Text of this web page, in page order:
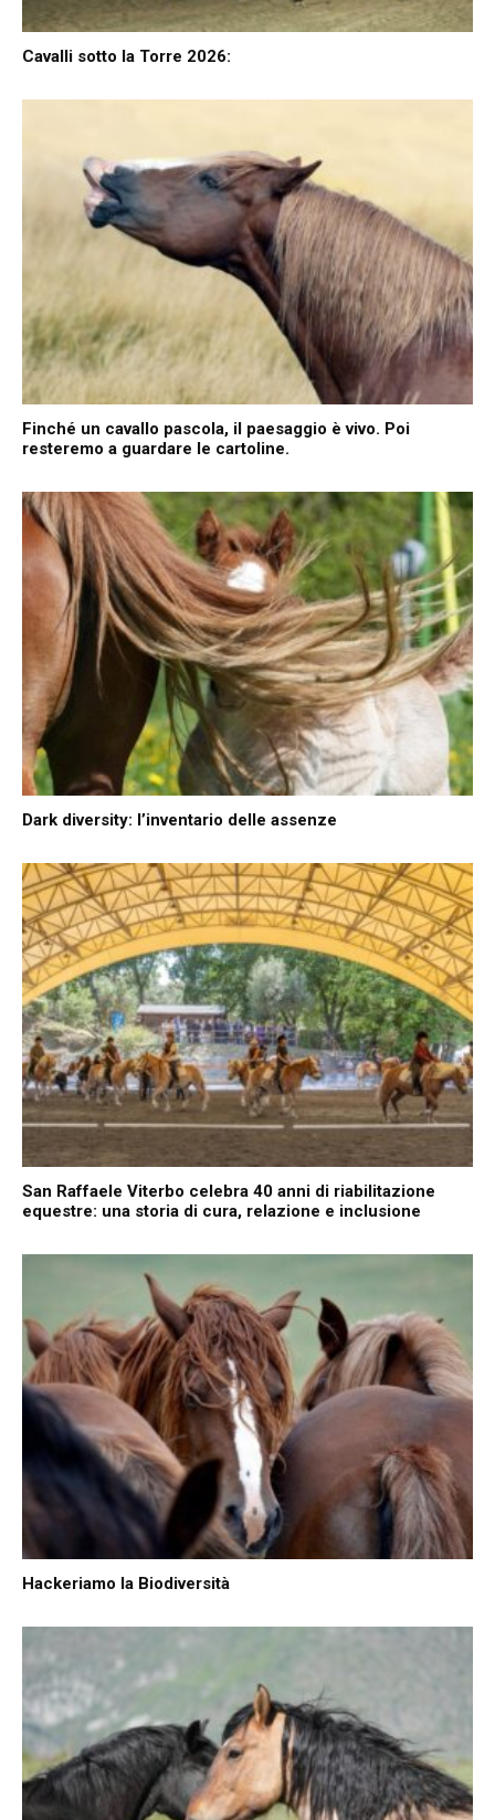
Cavalli sotto la Torre 2026:
Finché un cavallo pascola, il paesaggio è vivo. Poi
resteremo a guardare le cartoline.
Dark diversity: l’inventario delle assenze
San Raffaele Viterbo celebra 40 anni di riabilitazione
equestre: una storia di cura, relazione e inclusione
Hackeriamo la Biodiversità